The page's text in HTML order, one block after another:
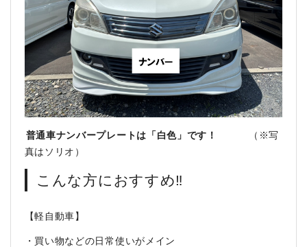
普通車ナンバープレートは「白色」です！
（※写
真はソリオ）
こんな方におすすめ‼️
【軽自動車】
・買い物などの日常使いがメイン